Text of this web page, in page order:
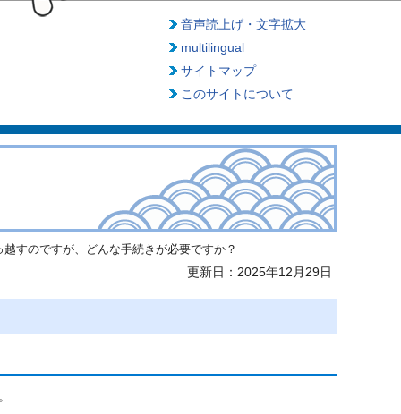
音声読上げ・文字拡大
multilingual
サイトマップ
このサイトについて
すのですが、どんな手続きが必要ですか？
更新日：2025年12月29日